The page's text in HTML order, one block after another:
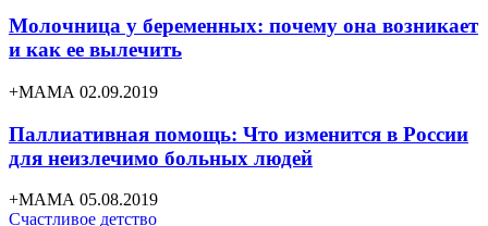
Молочница у беременных: почему она возникает
и как ее вылечить
+МАМА 02.09.2019
Паллиативная помощь: Что изменится в России
для неизлечимо больных людей
+МАМА 05.08.2019
Счастливое детство